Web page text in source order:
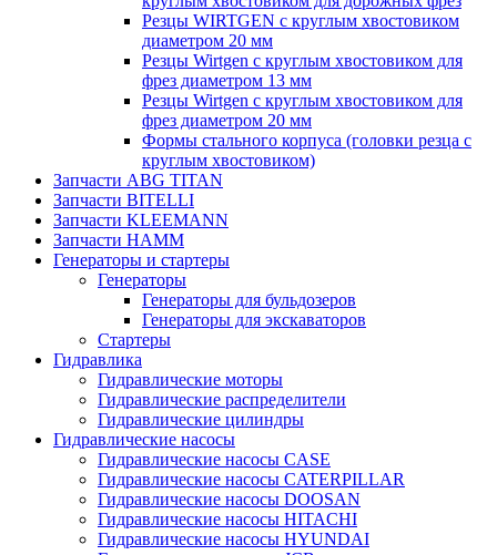
Резцы WIRTGEN с круглым хвостовиком
диаметром 20 мм
Резцы Wirtgen с круглым хвостовиком для
фрез диаметром 13 мм
Резцы Wirtgen с круглым хвостовиком для
фрез диаметром 20 мм
Формы стального корпуса (головки резца с
круглым хвостовиком)
Запчасти ABG TITAN
Запчасти BITELLI
Запчасти KLEEMANN
Запчасти HAMM
Генераторы и стартеры
Генераторы
Генераторы для бульдозеров
Генераторы для экскаваторов
Стартеры
Гидравлика
Гидравлические моторы
Гидравлические распределители
Гидравлические цилиндры
Гидравлические насосы
Гидравлические насосы CASE
Гидравлические насосы CATERPILLAR
Гидравлические насосы DOOSAN
Гидравлические насосы HITACHI
Гидравлические насосы HYUNDAI